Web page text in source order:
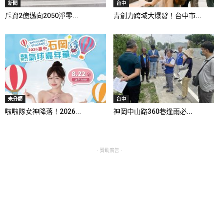
新聞
斥資2億邁向2050淨零...
台中
青創力跨域大爆發！台中市...
未分類
啦啦隊女神降落！2026...
台中
神岡中山路360巷逢雨必...
- 贊助廣告 -